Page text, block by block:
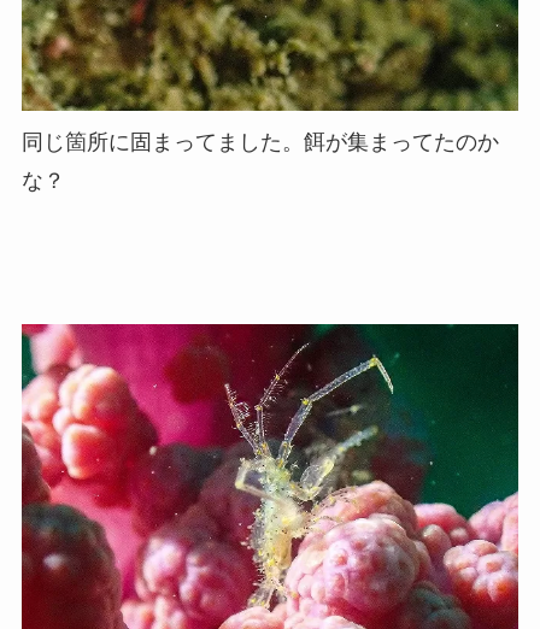
同じ箇所に固まってました。餌が集まってたのか
な？